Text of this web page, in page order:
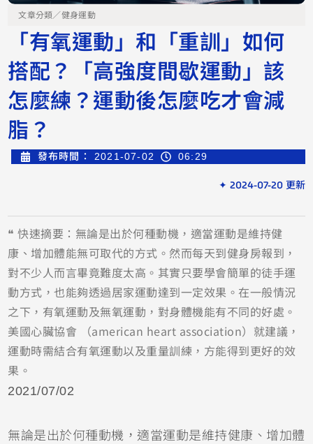
文章分類／健身運動
「有氧運動」和「重訓」如何
搭配？「高強度間歇運動」該
怎麼練？運動後怎麼吃才會減
脂？
發布時間： 2021-07-02 06:29
✦ 2024-07-20 更新
❝ 快速摘要：無論是出於何種動機，適當運動是維持健
康、增加體能無可取代的方式。然而每天到健身房報到，
對不少人而言畢竟難度太高。其實只要學會簡單的徒手運
動方式，也能夠透過居家運動達到一定效果。在一般情況
之下，有氧運動及無氧運動，對身體機能有不同的好處。
美國心臟協會 （american heart association）就建議，
運動時需結合有氧運動以及重量訓練，方能得到更好的效
果。
2021/07/02
無論是出於何種動機，適當運動是維持健康、增加體